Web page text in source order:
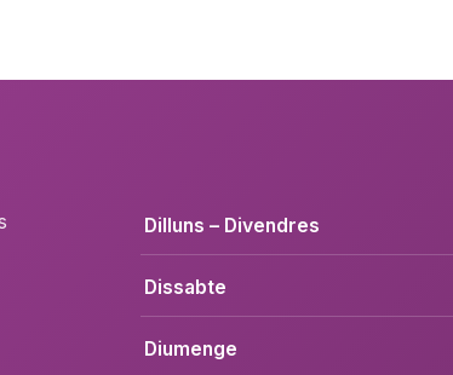
Dilluns – Divendres
Dissabte
Diumenge